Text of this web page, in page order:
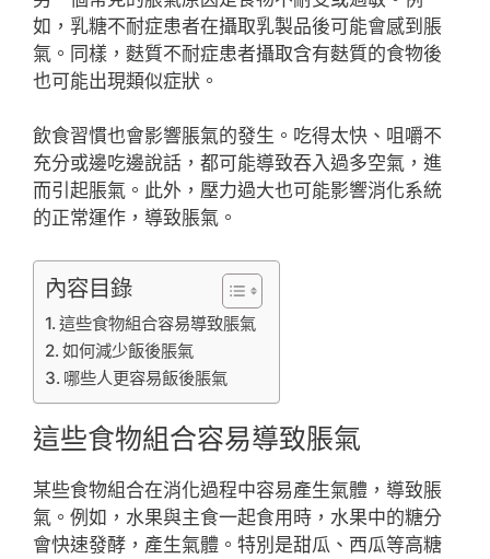
如，乳糖不耐症患者在攝取乳製品後可能會感到脹
氣。同樣，麩質不耐症患者攝取含有麩質的食物後
也可能出現類似症狀。
飲食習慣也會影響脹氣的發生。吃得太快、咀嚼不
充分或邊吃邊說話，都可能導致吞入過多空氣，進
而引起脹氣。此外，壓力過大也可能影響消化系統
的正常運作，導致脹氣。
內容目錄
這些食物組合容易導致脹氣
如何減少飯後脹氣
哪些人更容易飯後脹氣
這些食物組合容易導致脹氣
某些食物組合在消化過程中容易產生氣體，導致脹
氣。例如，水果與主食一起食用時，水果中的糖分
會快速發酵，產生氣體。特別是甜瓜、西瓜等高糖